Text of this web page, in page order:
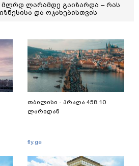
მლრდ ლარამდე გაიზარდა – რას
და ოჯახებისთვის
თბილისი - პრაღა 458.10
ლარიდან
fly.ge